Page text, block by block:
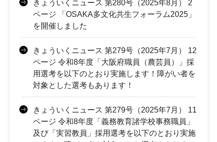
きょういくニュース 第280号（2025年8月） 2
ページ 「OSAKA多文化共生フォーラム2025」
を開催しました
きょういくニュース 第279号（2025年7月） 12
ページ 令和8年度「大阪府職員（農芸員）」採
用選考を以下のとおり実施します！障がい者を
対象とした選考もあります！
きょういくニュース 第279号（2025年7月） 11
ページ 令和8年度「義務教育諸学校事務職員」
及び「実習教員」採用選考を以下のとおり実施